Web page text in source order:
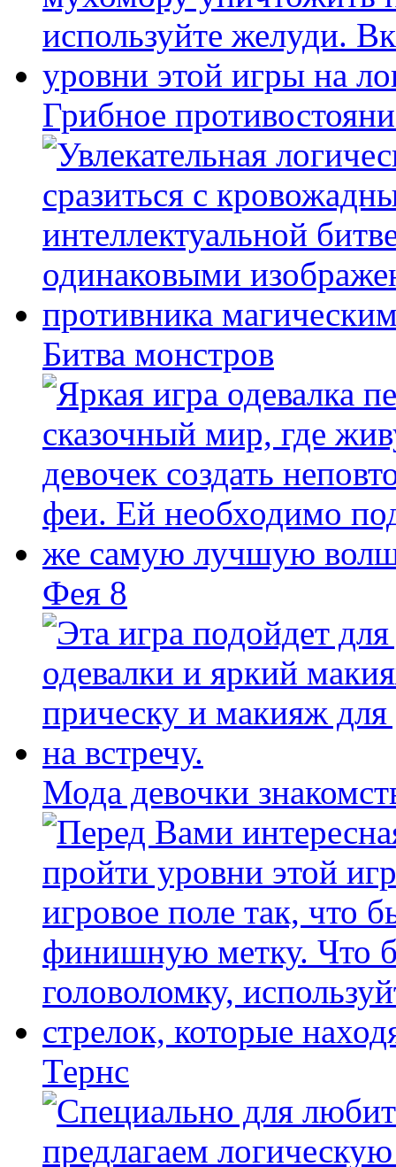
Грибное
Битва монстров
Фея 8
Мода девочки
Тернс